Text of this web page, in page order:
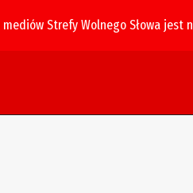
Strefy Wolnego Słowa jest